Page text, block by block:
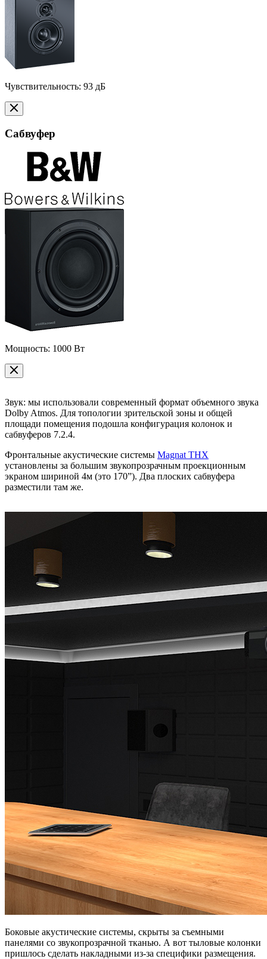
Чувствительность: 93 дБ
Сабвуфер
Мощность: 1000 Вт
Звук: мы использовали современный формат объемного звука
Dolby Atmos. Для топологии зрительской зоны и общей
площади помещения подошла конфигурация колонок и
сабвуферов 7.2.4.
Фронтальные акустические системы Magnat THX
установлены за большим звукопрозрачным проекционным
экраном шириной 4м (это 170”). Два плоских сабвуфера
разместили там же.
Боковые акустические системы, скрыты за съемными
панелями со звукопрозрачной тканью. А вот тыловые колонки
пришлось сделать накладными из-за специфики размещения.